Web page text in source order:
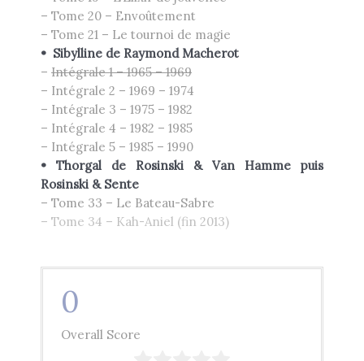
– Tome 20 – Envoûtement
– Tome 21 – Le tournoi de magie
• Sibylline de Raymond Macherot
– Intégrale 1 – 1965 – 1969
– Intégrale 2 – 1969 – 1974
– Intégrale 3 – 1975 – 1982
– Intégrale 4 – 1982 – 1985
– Intégrale 5 – 1985 – 1990
•
Thorgal de Rosinski & Van Hamme
puis
Rosinski & Sente
– Tome 33 – Le Bateau-Sabre
– Tome 34 – Kah-Aniel (fin 2013)
0
Overall Score